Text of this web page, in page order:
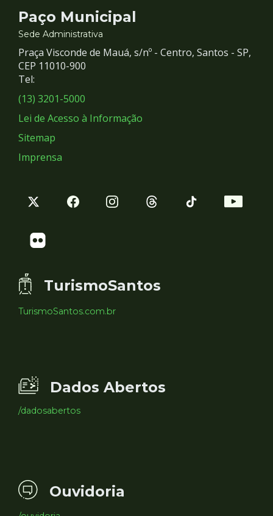
Contato
e
Redes
Sociais
Paço Municipal
Sede Administrativa
Praça Visconde de Mauá, s/nº - Centro, Santos - SP,
CEP 11010-900
Tel:
(13) 3201-5000
Lei de Acesso à Informação
Sitemap
Imprensa
TurismoSantos
TurismoSantos.com.br
Dados Abertos
/dadosabertos
Ouvidoria